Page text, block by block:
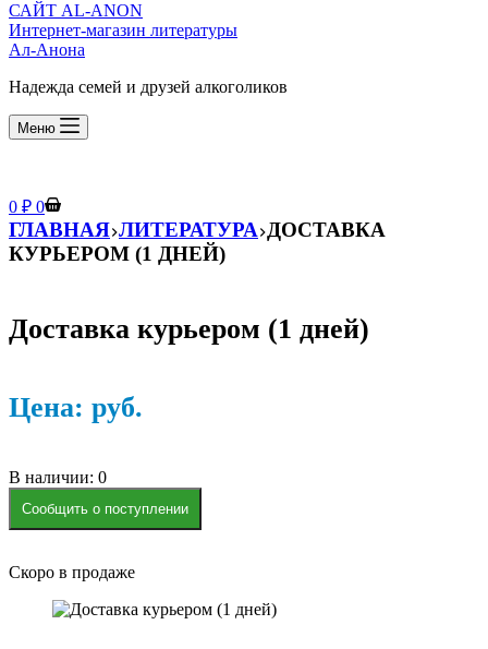
САЙТ AL-ANON
Интернет-магазин литературы
Ал-Анона
Надежда семей и друзей алкоголиков
Меню
Корзина
0 ₽ 0
ГЛАВНАЯ ЛИТЕРАТУРА ДОСТАВКА
КУРЬЕРОМ (1 ДНЕЙ)
Скоро в продаже
Доставка курьером (1 дней)
Цена: руб.
В наличии: 0
Сообщить о поступлении